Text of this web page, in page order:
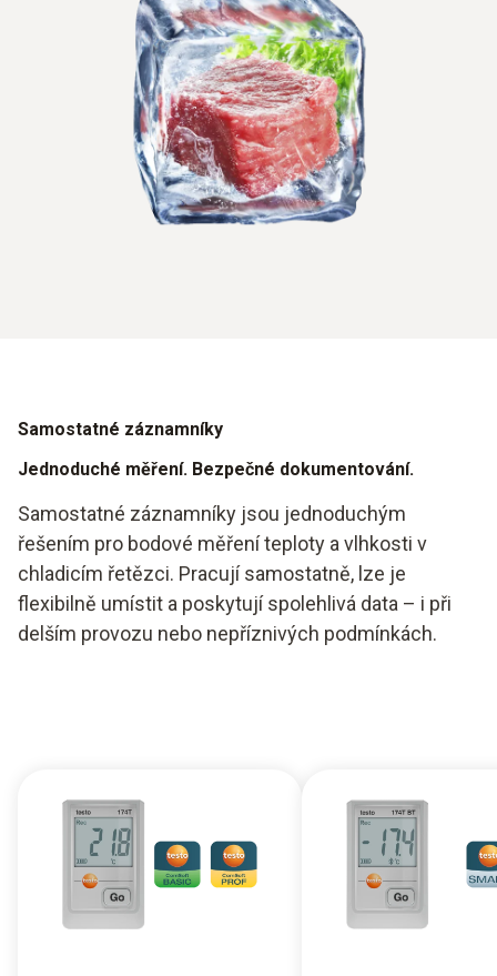
Samostatné záznamníky
Jednoduché měření. Bezpečné dokumentování.
Samostatné záznamníky jsou jednoduchým
řešením pro bodové měření teploty a vlhkosti v
chladicím řetězci. Pracují samostatně, lze je
flexibilně umístit a poskytují spolehlivá data – i při
delším provozu nebo nepříznivých podmínkách.